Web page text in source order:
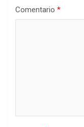
Comentario *